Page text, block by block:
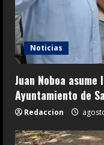
Noticias
Juan Noboa
Ayuntamiento de
Redaccion